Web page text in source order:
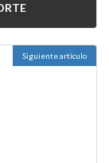
Siguiente artículo